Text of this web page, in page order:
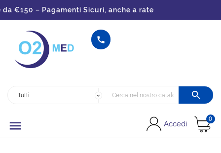
€150 – Pagamenti Sicuri, anche a rate


 Accedi
0